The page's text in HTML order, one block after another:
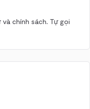
chính sách. Tự gọi